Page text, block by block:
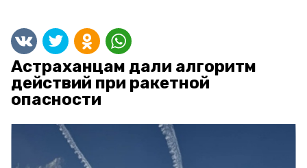
Астраханцам дали алгоритм
действий при ракетной
опасности